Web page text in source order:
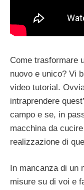
Come trasformare
nuovo e unico? Vi
video tutorial.
intraprendere
campo e se, in
macchina da
realizzazione di
In mancanza di un
misure su di voi e